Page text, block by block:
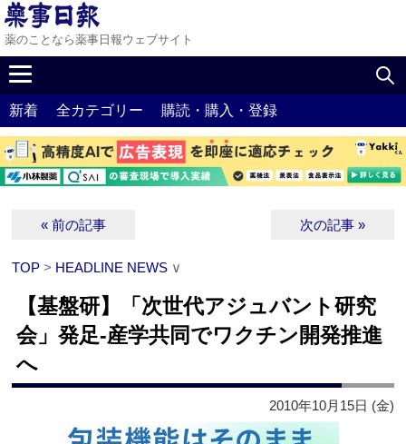
薬のことなら薬事日報ウェブサイト
新着 全カテゴリー 購読・購入・登録
« 前の記事 次の記事 »
TOP > HEADLINE NEWS ∨
【基盤研】「次世代アジュバント研究
会」発足‐産学共同でワクチン開発推進
へ
2010年10月15日 (金)